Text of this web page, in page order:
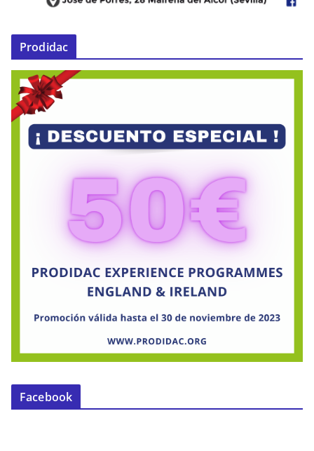
Prodidac
Facebook